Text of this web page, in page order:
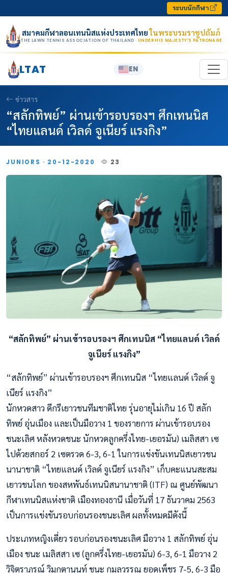
ระบบนักกีฬา
สมาคมกีฬาลอนเทนนิสแห่งประเทศไทยในพระบรมราชูปถัมภ์
THE LAWN TENNIS ASSOCIATION OF THAILAND · UNDER HIS MAJESTY’S PATRONAGE
LTAT EN
ข่าวสาร
“สลักทิพย์” ผ่านเข้ารอบรองฯ ศึกเทนนิส
“ไทยแลนด์ เวิลด์ จูเนียร์ แรงกิง”
JUNIORS · 20-12-2020 23
“สลักทิพย์” ผ่านเข้ารอบรองฯ ศึกเทนนิส “ไทยแลนด์ เวิลด์
จูเนียร์ แรงกิง”
“สลักทิพย์” ผ่านเข้ารอบรองฯ ศึกเทนนิส “ไทยแลนด์ เวิลด์ จู
เนียร์ แรงกิง”
นักหวดสาว ดีกรีเยาวชนทีมชาติไทย รุ่นอายุไม่เกิน 16 ปี สลัก
ทิพย์ อุ่นเมือง และเป็นมือวาง 1 ของรายการ ผ่านเข้ารอบรอง
ชนะเลิศ หลังหวดชนะ นักหวดลูกครึ่งไทย-เยอรมัน) เมลิสสา เซ
ไปด้วยสกอร์ 2 เซตรวด 6-3, 6-1 ในการแข่งขันเทนนิสเยาวชน
นานาชาติ “ไทยแลนด์ เวิลด์ จูเนียร์ แรงกิง” เก็บคะแนนสะสม
เยาวชนโลก ของสหพันธ์เทนนิสนานาชาติ (ITF) ณ ศูนย์พัฒนา
กีฬาเทนนิสแห่งชาติ เมืองทองธานี เมื่อวันที่ 17 ธันวาคม 2563
เป็นการแข่งขันรอบก่อนรองชนะเลิศ ผลทั้งหมดมีดังนี้
ประเภทหญิงเดี่ยว รอบก่อนรองชนะเลิศ มือวาง 1 สลักทิพย์ อุ่น
เมือง ชนะ เมลิสสา เซ (ลูกครึ่งไทย-เยอรมัน) 6-3, 6-1 มือวาง 2
วิจิตราภรณ์ วิมุกตานนท์ ชนะ กมลวรรณ ยอดเพ็ชร 7-5, 6-3 มือ